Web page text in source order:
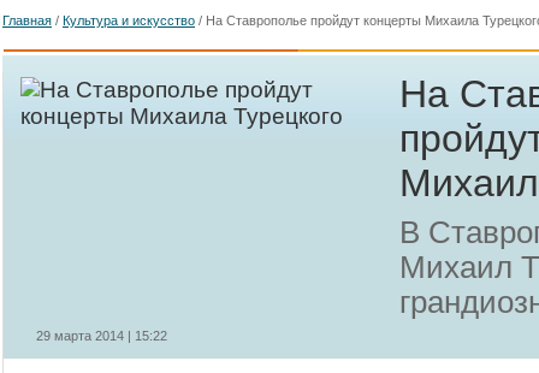
Главная / Культура и искусство / На Ставрополье пройдут концерты Михаила
На
В
Михаил
29 марта 2014 | 15:22